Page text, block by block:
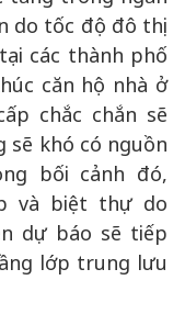
do tốc độ đô thị
các thành phố
căn hộ nhà ở
chắc chắn sẽ
khó có nguồn
bối cảnh đó,
và biệt thự do
dự báo sẽ tiếp
lớp trung lưu